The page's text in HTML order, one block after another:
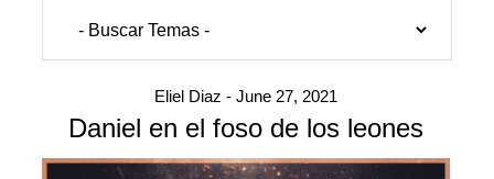
Eliel Diaz - June 27, 2021
Daniel en el foso de los leones